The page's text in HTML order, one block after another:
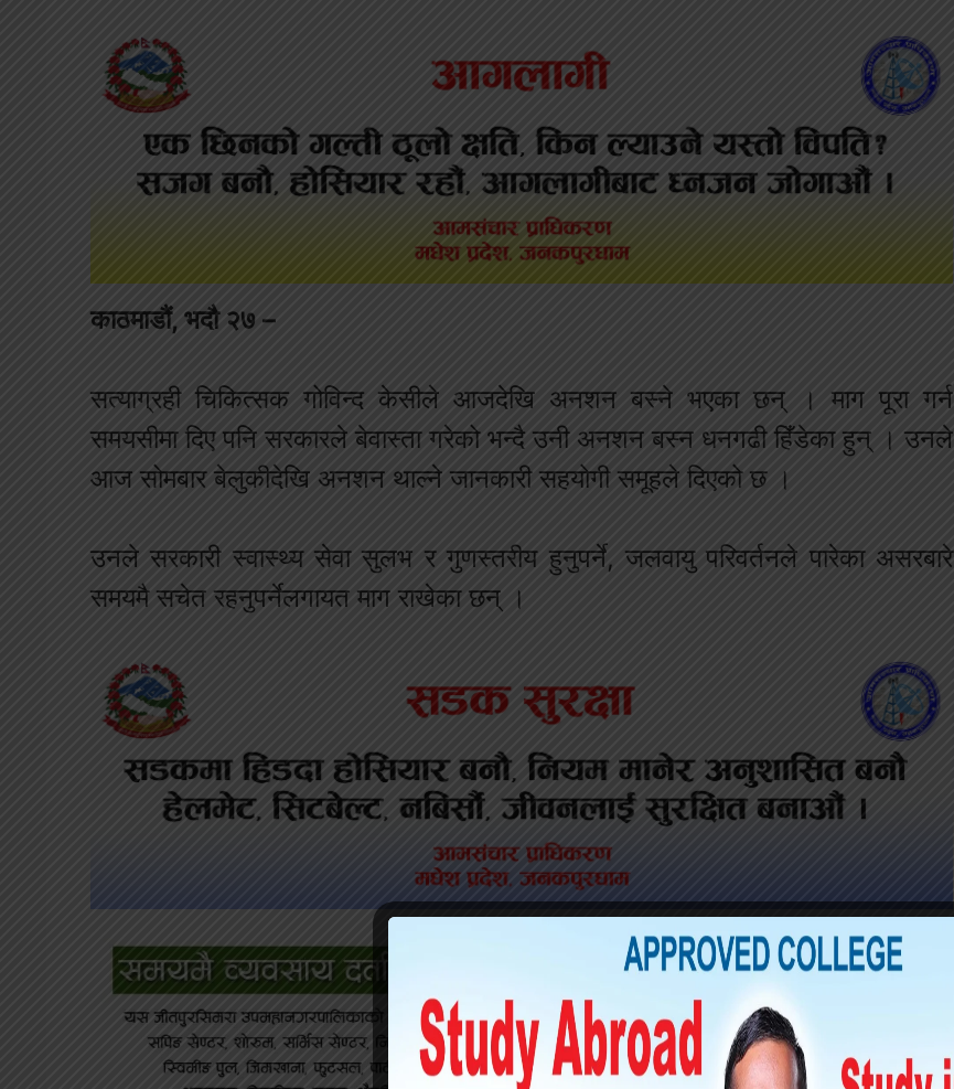
काठमाडौं, भदौ २७ –
सत्याग्रही चिकित्सक गोविन्द केसीले आजदेखि अनशन बस्ने भएका छन् । माग पूरा गर्न
समयसीमा दिए पनि सरकारले बेवास्ता गरेको भन्दै उनी अनशन बस्न धनगढी हिँडेका हुन् । उनले
आज सोमबार बेलुकीदेखि अनशन थाल्ने जानकारी सहयोगी समूहले दिएको छ ।
उनले सरकारी स्वास्थ्य सेवा सुलभ र गुणस्तरीय हुनुपर्ने, जलवायु परिवर्तनले पारेका असरबारे
समयमै सचेत रहनुपर्नेलगायत माग राखेका छन् ।